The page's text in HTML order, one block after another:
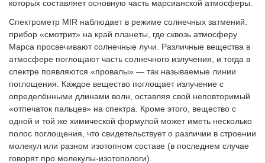
которых составляет основную часть марсианской атмосферы.
Спектрометр MIR наблюдает в режиме солнечных затмений:
прибор «смотрит» на край планеты, где сквозь атмосферу
Марса просвечивают солнечные лучи. Различные вещества в
атмосфере поглощают часть солнечного излучения, и тогда в
спектре появляются «провалы» — так называемые линии
поглощения. Каждое вещество поглощает излучение с
определёнными длинами волн, оставляя свой неповторимый
«отпечаток пальцев» на спектра. Кроме этого, вещество с
одной и той же химической формулой может иметь несколько
полос поглощения, что свидетельствует о различии в строении
молекул или разном изотопном составе (в последнем случае
говорят про молекулы-изотопологи).